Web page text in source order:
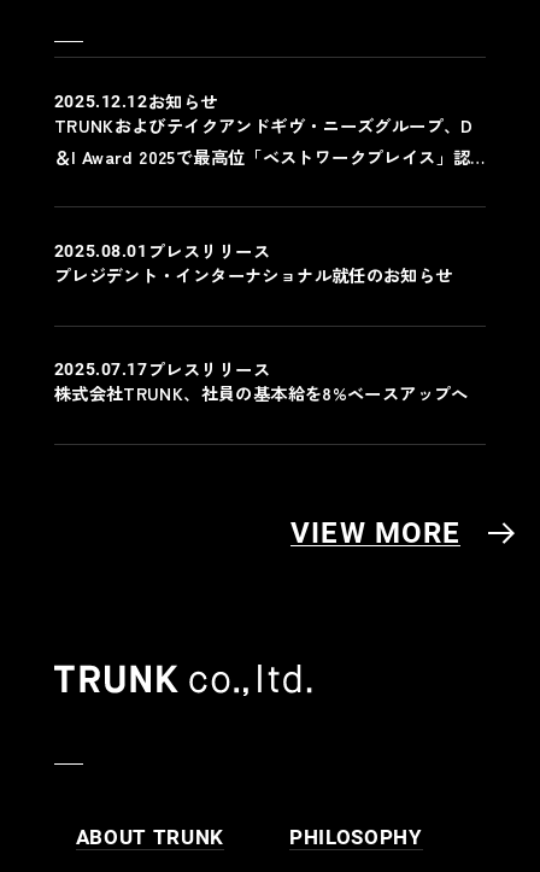
2025.12.12お知らせ
TRUNKおよびテイクアンドギヴ・ニーズグループ、D
＆I Award 2025で最高位「ベストワークプレイス」認
2025.08.01 プレスリリース
プレジデント・インターナショナル就任のお知らせ
2025.07.17プレスリリース
株式会社TRUNK、社員の基本給を8%ベースアップへ
VIEW MORE
ABOUT TRUNK PHILOSOPHY